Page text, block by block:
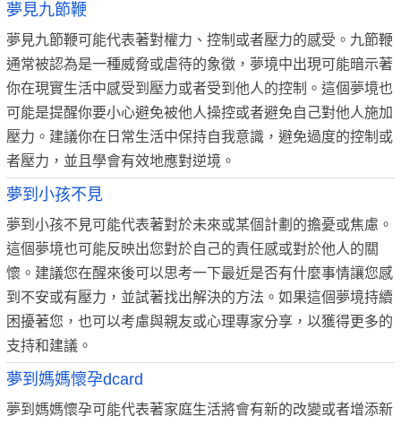
夢見九節鞭
夢見九節鞭可能代表著對權力、控制或者壓力的感受。九節鞭
通常被認為是一種威脅或虐待的象徵，夢境中出現可能暗示著
你在現實生活中感受到壓力或者受到他人的控制。這個夢境也
可能是提醒你要小心避免被他人操控或者避免自己對他人施加
壓力。建議你在日常生活中保持自我意識，避免過度的控制或
者壓力，並且學會有效地應對逆境。
夢到小孩不見
夢到小孩不見可能代表著對於未來或某個計劃的擔憂或焦慮。
這個夢境也可能反映出您對於自己的責任感或對於他人的關
懷。建議您在醒來後可以思考一下最近是否有什麼事情讓您感
到不安或有壓力，並試著找出解決的方法。如果這個夢境持續
困擾著您，也可以考慮與親友或心理專家分享，以獲得更多的
支持和建議。
夢到媽媽懷孕dcard
夢到媽媽懷孕可能代表著家庭生活將會有新的改變或者增添新